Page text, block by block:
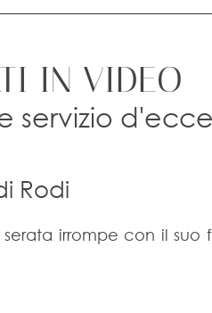
IN VIDEO
servizio
Rodi
irrompe con il